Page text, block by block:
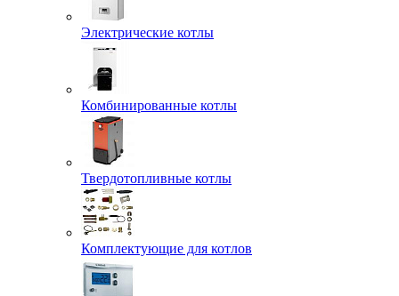
Электрические котлы
Комбинированные котлы
Твердотопливные котлы
Комплектующие для котлов